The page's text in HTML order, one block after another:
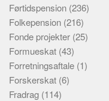
Førtidspension (236)
Folkepension (216)
Fonde projekter (25)
Formueskat (43)
Forretningsaftale (1)
Forskerskat (6)
Fradrag (114)